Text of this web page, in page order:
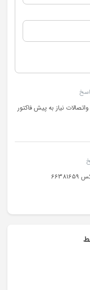
نیاز به پیش فاکتور